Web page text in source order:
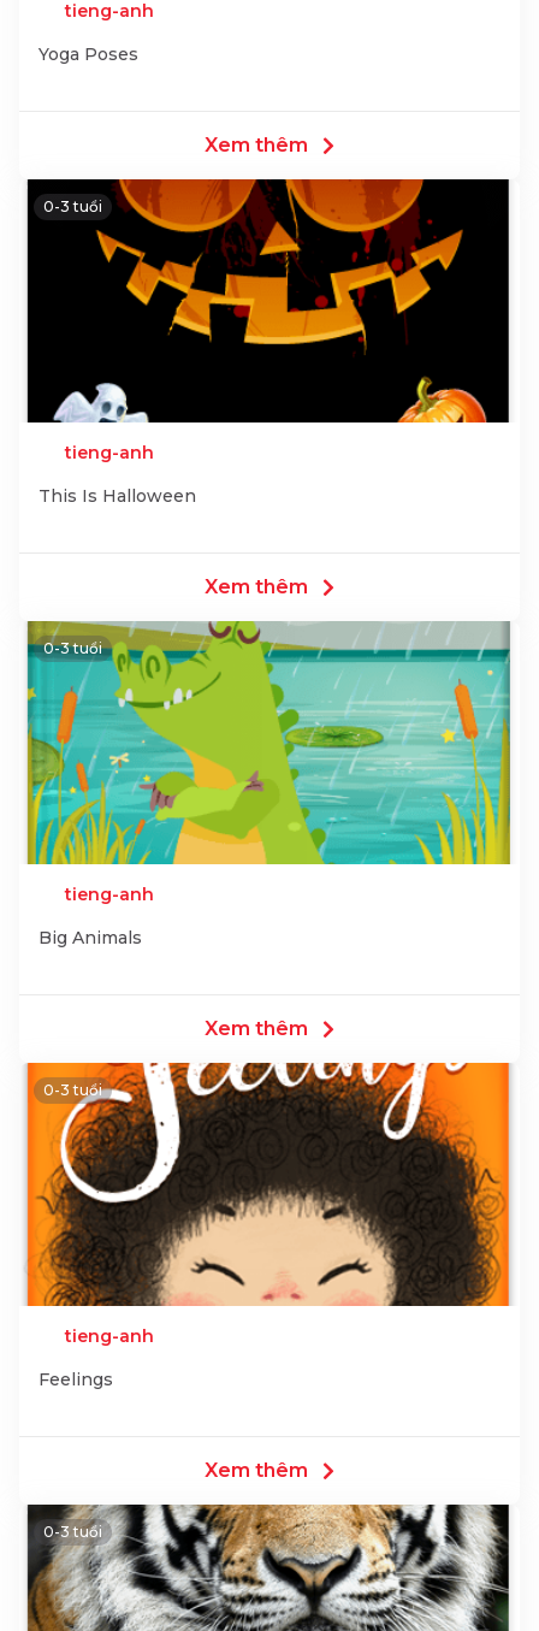
tieng-anh
Yoga Poses
Xem thêm
0-3 tuổi
tieng-anh
This Is Halloween
Xem thêm
0-3 tuổi
tieng-anh
Big Animals
Xem thêm
0-3 tuổi
tieng-anh
Feelings
Xem thêm
0-3 tuổi